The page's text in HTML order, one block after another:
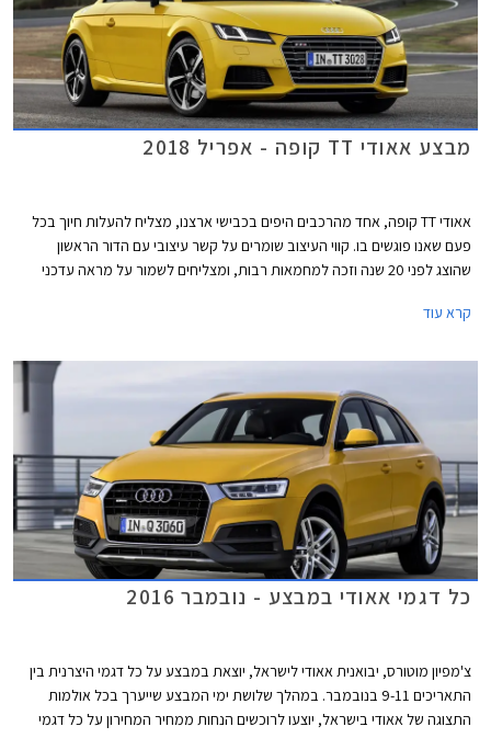
מבצע אאודי TT קופה - אפריל 2018
אאודי TT קופה, אחד מהרכבים היפים בכבישי ארצנו, מצליח להעלות חיוך בכל
פעם שאנו פוגשים בו. קווי העיצוב שומרים על קשר עיצובי עם הדור הראשון
שהוצג לפני 20 שנה וזכה למחמאות רבות, ומצליחים לשמור על מראה עדכני
המחירון העומד על 279,300 ₪.
קרא עוד
כל דגמי אאודי במבצע - נובמבר 2016
צ'מפיון מוטורס, יבואנית אאודי לישראל, יוצאת במבצע על כל דגמי היצרנית בין
התאריכים 9-11 בנובמבר. במהלך שלושת ימי המבצע שייערך בכל אולמות
התצוגה של אאודי בישראל, יוצעו לרוכשים הנחות ממחיר המחירון על כל דגמי